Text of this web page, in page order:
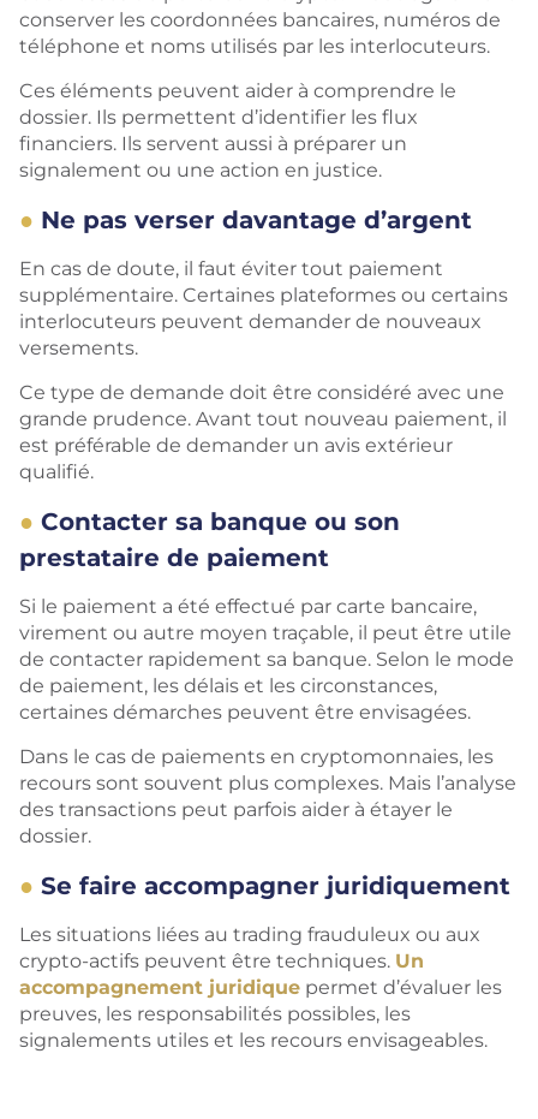
conserver les coordonnées bancaires, numéros de
téléphone et noms utilisés par les interlocuteurs.
Ces éléments peuvent aider à comprendre le
dossier. Ils permettent d’identifier les flux
financiers. Ils servent aussi à préparer un
signalement ou une action en justice.
Ne pas verser davantage d’argent
En cas de doute, il faut éviter tout paiement
supplémentaire. Certaines plateformes ou certains
interlocuteurs peuvent demander de nouveaux
versements.
Ce type de demande doit être considéré avec une
grande prudence. Avant tout nouveau paiement, il
est préférable de demander un avis extérieur
qualifié.
Contacter sa banque ou son
prestataire de paiement
Si le paiement a été effectué par carte bancaire,
virement ou autre moyen traçable, il peut être utile
de contacter rapidement sa banque. Selon le mode
de paiement, les délais et les circonstances,
certaines démarches peuvent être envisagées.
Dans le cas de paiements en cryptomonnaies, les
recours sont souvent plus complexes. Mais l’analyse
des transactions peut parfois aider à étayer le
dossier.
Se faire accompagner juridiquement
Les situations liées au trading frauduleux ou aux
crypto-actifs peuvent être techniques. Un
accompagnement juridique permet d’évaluer les
preuves, les responsabilités possibles, les
signalements utiles et les recours envisageables.